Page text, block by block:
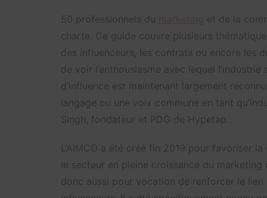
50 professionnels du
et de la
charte. Ce guide couvre plusieurs
des influenceurs, les contrats ou encore les
de voir l’enthousiasme avec lequel
d’influence est maintenant largement
langage ou une voix commune en tant
Singh, fondateur et PDG de Hypetap.
L’AIMCO a été créé fin 2019 pour favoriser
le secteur en pleine croissance du
donc aussi pour vocation de renforcer le